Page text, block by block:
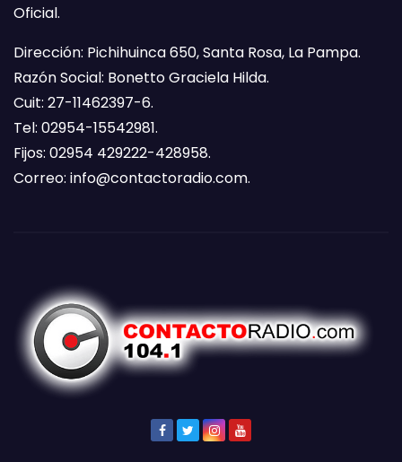
Oficial.
Dirección: Pichihuinca 650, Santa Rosa, La Pampa.
Razón Social: Bonetto Graciela Hilda.
Cuit: 27-11462397-6.
Tel: 02954-15542981.
Fijos: 02954 429222-428958.
Correo: info@contactoradio.com.